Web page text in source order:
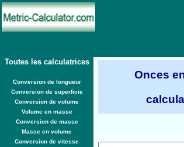
Toutes les calculatrices
Conversion de longueur
Conversion de superficie
Conversion de volume
Volume en masse
Conversion de masse
Masse en volume
Conversion de vitesse
Onces